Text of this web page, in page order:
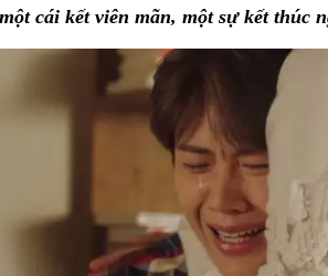
cái kết viên mãn, một sự kết thúc